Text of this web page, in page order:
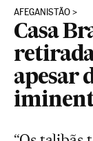
AFEGANISTÃO
Casa
apesar